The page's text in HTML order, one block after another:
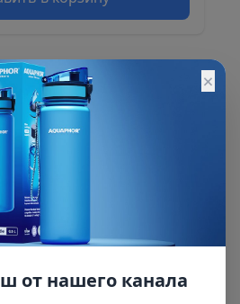
смотрите на
×
от нашего канала